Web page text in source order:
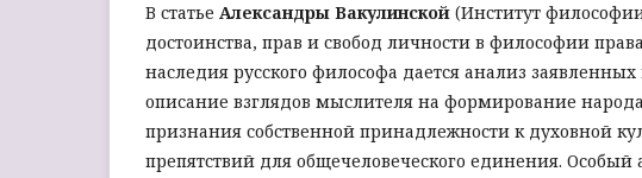
В статье Александры Вакулинской (Институт
достоинства, прав и свобод личности в философии
наследия русского философа дается анализ
описание взглядов мыслителя на формирование
признания собственной принадлежности к духовной
препятствий для общечеловеческого единения. Особый